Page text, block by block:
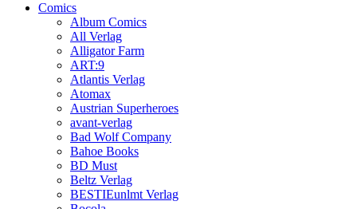
Comics
Album Comics
All Verlag
Alligator Farm
ART:9
Atlantis Verlag
Atomax
Austrian Superheroes
avant-verlag
Bad Wolf Company
Bahoe Books
BD Must
Beltz Verlag
BESTIEunlmt Verlag